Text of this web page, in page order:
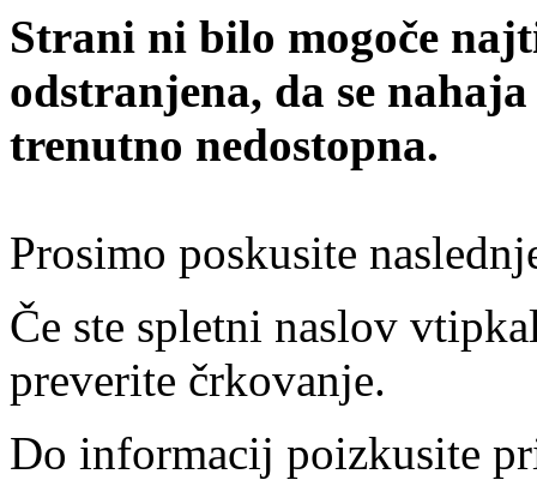
Strani ni bilo mogoče
odstranjena, da se
trenutno nedostopna.
Prosimo poskusite
Če ste spletni naslov
preverite črkovanje.
Do informacij poizkusite